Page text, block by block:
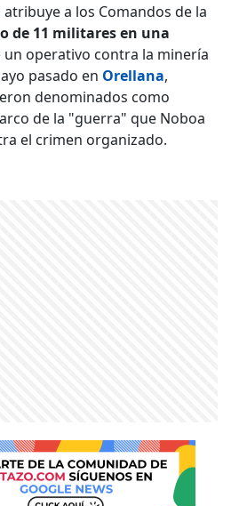
a los Comandos de la
de 11 militares en una
operativo contra la minería
pasado en Orellana,
denominados como
de la "guerra" que Noboa
el crimen organizado.